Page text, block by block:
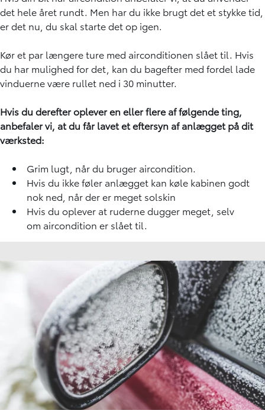
det hele året rundt. Men har du ikke brugt det et stykke tid,
er det nu, du skal starte det op igen.
Kør et par længere ture med airconditionen slået til. Hvis
du har mulighed for det, kan du bagefter med fordel lade
vinduerne være rullet ned i 30 minutter.
Hvis du derefter oplever en eller flere af følgende ting,
anbefaler vi, at du får lavet et eftersyn af anlægget på dit
værksted:
Grim lugt, når du bruger aircondition.
Hvis du ikke føler anlægget kan køle kabinen godt
nok ned, når der er meget solskin
Hvis du oplever at ruderne dugger meget, selv
om aircondition er slået til.